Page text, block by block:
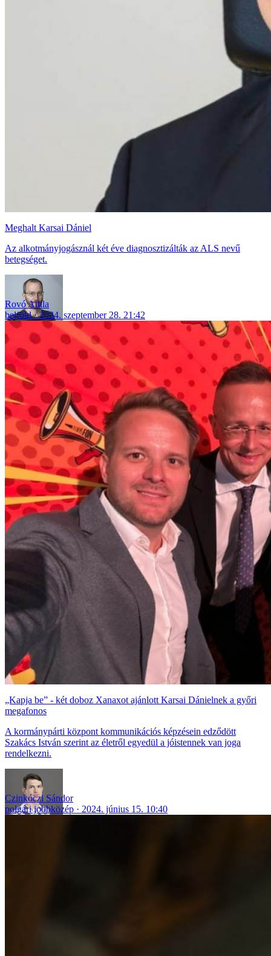
Meghalt Karsai Dániel
Az alkotmányjogásznál két éve diagnosztizálták az ALS nevű
betegséget.
Rovó Attila
belföld
2024. szeptember 28. 21:42
„Kapja be” - két doboz Xanaxot ajánlott Karsai Dánielnek a győri
megafonos
A kormánypárti központ kommunikációs képzésein edződött
Szakács István szerint az életről egyedül a jóistennek van joga
rendelkezni.
Czinkóczi Sándor
polgári jobbközép
2024. június 15. 10:40